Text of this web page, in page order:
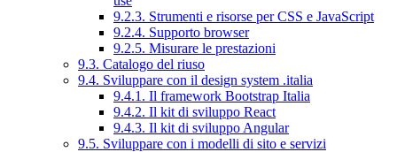
9.2.3. Strumenti e risorse per CSS e JavaScript
9.2.4. Supporto browser
9.2.5. Misurare le prestazioni
9.3. Catalogo del riuso
9.4. Sviluppare con il design system .italia
9.4.1. Il framework Bootstrap Italia
9.4.2. Il kit di sviluppo React
9.4.3. Il kit di sviluppo Angular
9.5. Sviluppare con i modelli di sito e servizi